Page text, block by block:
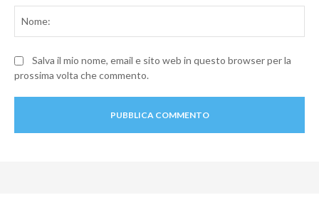
Salva il mio nome, email e sito web in questo browser per la
prossima volta che commento.